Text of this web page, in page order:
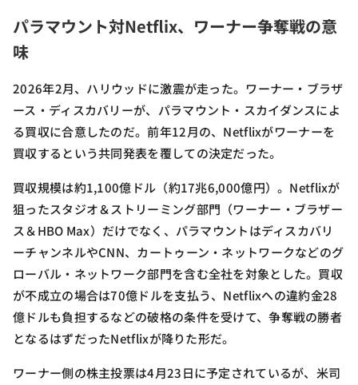
パラマウント対Netflix、ワーナー争奪戦の意
味
2026年2月、ハリウッドに激震が走った。ワーナー・ブラザ
ース・ディスカバリーが、パラマウント・スカイダンスによ
る買収に合意したのだ。前年12月の、Netflixがワーナーを
買収するという共同発表を覆しての決定だった。
買収規模は約1,100億ドル（約17兆6,000億円）。Netflixが
狙ったスタジオ＆ストリーミング部門（ワーナー・ブラザー
ス＆HBO Max）だけでなく、パラマウントはディスカバリ
ーチャンネルやCNN、カートゥーン・ネットワークなどのグ
ローバル・ネットワーク部門を含む全社を対象とした。買収
が不成立の場合は70億ドルを支払う、Netflixへの違約金28
億ドルも負担するなどの破格の条件を受けて、争奪戦の勝者
となるはずだったNetflixが降りた形だ。
ワーナー側の株主投票は4月23日に予定されているが、米司